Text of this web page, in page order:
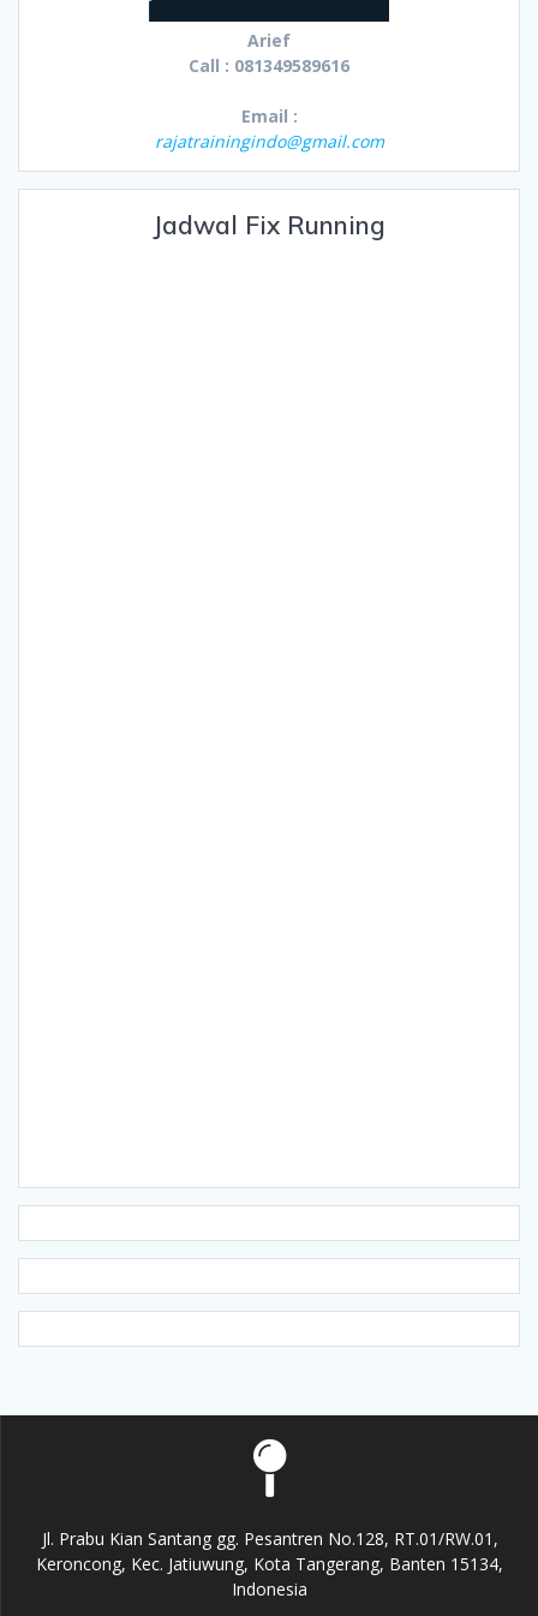
Arief
Call : 081349589616
Email :
rajatrainingindo@gmail.com
Jadwal Fix Running
Jl. Prabu Kian Santang gg. Pesantren No.128, RT.01/RW.01,
Keroncong, Kec. Jatiuwung, Kota Tangerang, Banten 15134,
Indonesia